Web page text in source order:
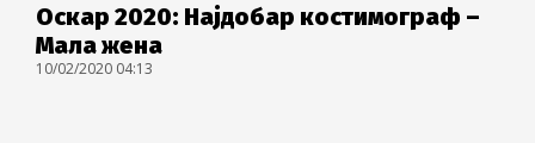
Оскар 2020: Најдобар костимограф –
Мала жена
10/02/2020 04:13